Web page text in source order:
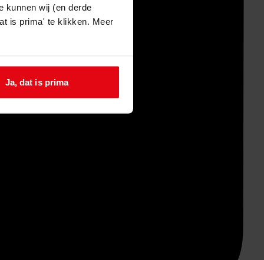
kunnen wij (en derde
is prima' te klikken. Meer
Ja, dat is prima